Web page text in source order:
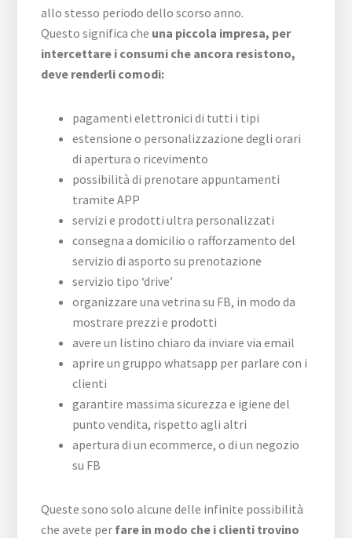
allo stesso periodo dello scorso anno.
Questo significa che una piccola impresa, per
intercettare i consumi che ancora resistono,
deve renderli comodi:
pagamenti elettronici di tutti i tipi
estensione o personalizzazione degli orari
di apertura o ricevimento
possibilità di prenotare appuntamenti
tramite APP
servizi e prodotti ultra personalizzati
consegna a domicilio o rafforzamento del
servizio di asporto su prenotazione
servizio tipo ‘drive’
organizzare una vetrina su FB, in modo da
mostrare prezzi e prodotti
avere un listino chiaro da inviare via email
aprire un gruppo whatsapp per parlare con i
clienti
garantire massima sicurezza e igiene del
punto vendita, rispetto agli altri
apertura di un ecommerce, o di un negozio
su FB
Queste sono solo alcune delle infinite possibilità
che avete per fare in modo che i clienti trovino